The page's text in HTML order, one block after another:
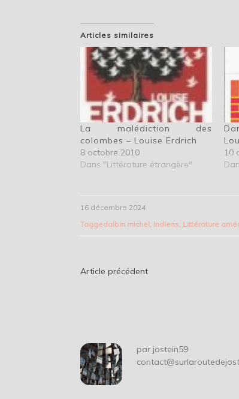
Articles similaires
La malédiction des
colombes – Louise Erdrich
8 octobre 2010
Dans "Littérature étrangère"
10
16 décembre 2024
Taggedalbin michel, Indiens, Littérature
Navigation
Article précédent
par jostein59